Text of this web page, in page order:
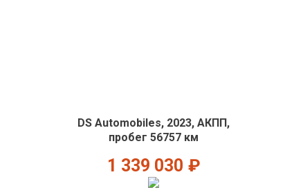
DS Automobiles, 2023, АКПП,
пробег 56757 км
1 339 030 ₽